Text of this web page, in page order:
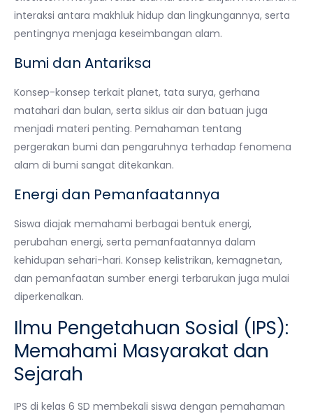
interaksi antara makhluk hidup dan lingkungannya, serta
pentingnya menjaga keseimbangan alam.
Bumi dan Antariksa
Konsep-konsep terkait planet, tata surya, gerhana
matahari dan bulan, serta siklus air dan batuan juga
menjadi materi penting. Pemahaman tentang
pergerakan bumi dan pengaruhnya terhadap fenomena
alam di bumi sangat ditekankan.
Energi dan Pemanfaatannya
Siswa diajak memahami berbagai bentuk energi,
perubahan energi, serta pemanfaatannya dalam
kehidupan sehari-hari. Konsep kelistrikan, kemagnetan,
dan pemanfaatan sumber energi terbarukan juga mulai
diperkenalkan.
Ilmu Pengetahuan Sosial (IPS):
Memahami Masyarakat dan
Sejarah
IPS di kelas 6 SD membekali siswa dengan pemahaman